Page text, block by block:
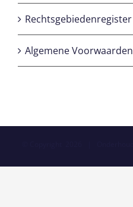
Rechtsgebiedenregister
Algemene Voorwaarden